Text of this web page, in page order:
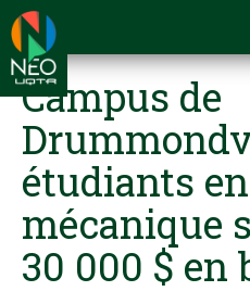
Campus de
étudiants
mécanique
30 000 $ en